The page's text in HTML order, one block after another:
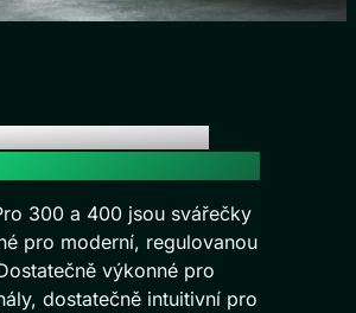
se s novým standardem
300 a 400 jsou svářečky
pro moderní, regulovanou
výkonné pro
dostatečně intuitivní pro